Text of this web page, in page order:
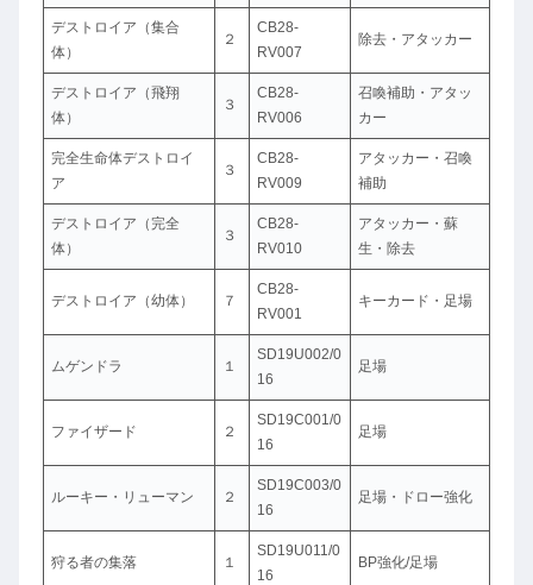
デストロイア（集合
体）
２
CB28-
RV007
除去・アタッカー
デストロイア（飛翔
体）
３
CB28-
RV006
召喚補助・アタッ
カー
完全生命体デストロイ
ア
３
CB28-
RV009
アタッカー・召喚
補助
デストロイア（完全
体）
３
CB28-
RV010
アタッカー・蘇
生・除去
デストロイア（幼体） ７
CB28-
RV001
キーカード・足場
ムゲンドラ １
SD19U002/0
16
足場
ファイザード ２
SD19C001/0
16
足場
ルーキー・リューマン ２
SD19C003/0
16
足場・ドロー強化
狩る者の集落 １
SD19U011/0
16
BP強化/足場